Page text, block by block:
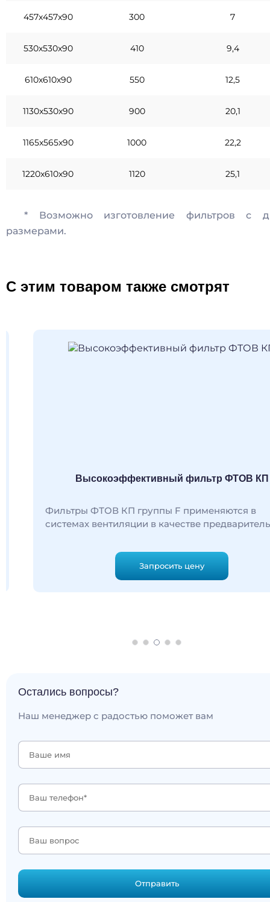
457x457x90 300 7
530x530x90 410 9,4
610x610x90 550 12,5
1130x530x90 900 20,1
1165x565x90 1000 22,2
1220x610x90 1120 25,1
* Возможно изготовление фильтров с
размерами.
С этим товаром также смотрят
Высокоэффективный фильтр ФТОВ КП
Фильтры ФТОВ КП группы F применяются в
системах вентиляции в качестве
Запросить цену
Остались вопросы?
Наш менеджер с радостью поможет вам
Отправить